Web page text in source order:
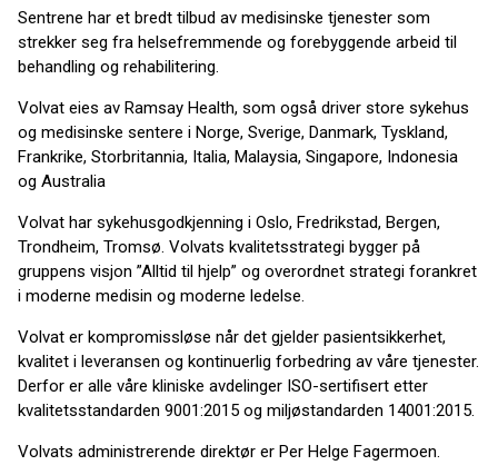
Sentrene har et bredt tilbud av medisinske tjenester som
strekker seg fra helsefremmende og forebyggende arbeid til
behandling og rehabilitering.
Volvat eies av Ramsay Health, som også driver store sykehus
og medisinske sentere i Norge, Sverige, Danmark, Tyskland,
Frankrike, Storbritannia, Italia, Malaysia, Singapore, Indonesia
og Australia
Volvat har sykehusgodkjenning i Oslo, Fredrikstad, Bergen,
Trondheim, Tromsø. Volvats kvalitetsstrategi bygger på
gruppens visjon ”Alltid til hjelp” og overordnet strategi forankret
i moderne medisin og moderne ledelse.
Volvat er kompromissløse når det gjelder pasientsikkerhet,
kvalitet i leveransen og kontinuerlig forbedring av våre tjenester.
Derfor er alle våre kliniske avdelinger ISO-sertifisert etter
kvalitetsstandarden 9001:2015 og miljøstandarden 14001:2015.
Volvats administrerende direktør er Per Helge Fagermoen.